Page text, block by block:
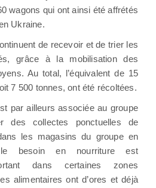
wagons qui ont ainsi été affrétés
Ukraine.
de recevoir et de trier les
grâce à la mobilisation des
Au total, l’équivalent de 15
7 500 tonnes, ont été récoltées.
par ailleurs associée au groupe
des collectes ponctuelles de
les magasins du groupe en
besoin en nourriture est
dans certaines zones
alimentaires ont d’ores et déjà